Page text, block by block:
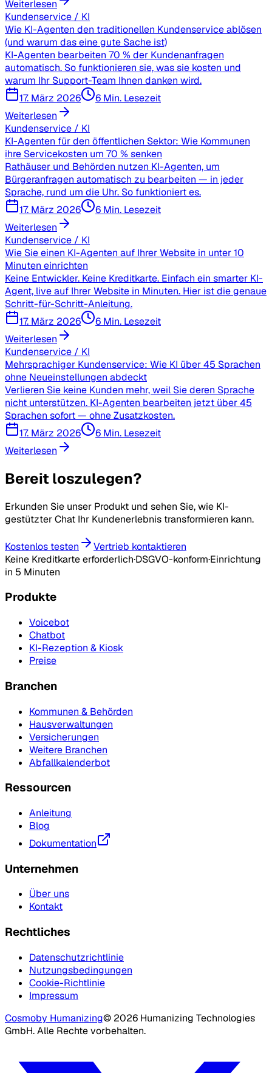
Weiterlesen
Kundenservice / KI
Wie KI-Agenten den traditionellen Kundenservice ablösen
(und warum das eine gute Sache ist)
KI-Agenten bearbeiten 70 % der Kundenanfragen
automatisch. So funktionieren sie, was sie kosten und
warum Ihr Support-Team Ihnen danken wird.
17. März 2026
6 Min. Lesezeit
Weiterlesen
Kundenservice / KI
KI-Agenten für den öffentlichen Sektor: Wie Kommunen
ihre Servicekosten um 70 % senken
Rathäuser und Behörden nutzen KI-Agenten, um
Bürgeranfragen automatisch zu bearbeiten — in jeder
Sprache, rund um die Uhr. So funktioniert es.
17. März 2026
6 Min. Lesezeit
Weiterlesen
Kundenservice / KI
Wie Sie einen KI-Agenten auf Ihrer Website in unter 10
Minuten einrichten
Keine Entwickler. Keine Kreditkarte. Einfach ein smarter KI-
Agent, live auf Ihrer Website in Minuten. Hier ist die genaue
Schritt-für-Schritt-Anleitung.
17. März 2026
6 Min. Lesezeit
Weiterlesen
Kundenservice / KI
Mehrsprachiger Kundenservice: Wie KI über 45 Sprachen
ohne Neueinstellungen abdeckt
Verlieren Sie keine Kunden mehr, weil Sie deren Sprache
nicht unterstützen. KI-Agenten bearbeiten jetzt über 45
Sprachen sofort — ohne Zusatzkosten.
17. März 2026
6 Min. Lesezeit
Weiterlesen
Bereit loszulegen?
Erkunden Sie unser Produkt und sehen Sie, wie KI-
gestützter Chat Ihr Kundenerlebnis transformieren kann.
Kostenlos testen
Vertrieb kontaktieren
Keine Kreditkarte erforderlich·DSGVO-konform·Einrichtung
in 5 Minuten
Produkte
Voicebot
Chatbot
KI-Rezeption & Kiosk
Preise
Branchen
Kommunen & Behörden
Hausverwaltungen
Versicherungen
Weitere Branchen
Abfallkalenderbot
Ressourcen
Anleitung
Blog
Dokumentation
Unternehmen
Über uns
Kontakt
Rechtliches
Datenschutzrichtlinie
Nutzungsbedingungen
Cookie-Richtlinie
Impressum
Cosmoby Humanizing© 2026 Humanizing Technologies
GmbH.Alle Rechte vorbehalten.